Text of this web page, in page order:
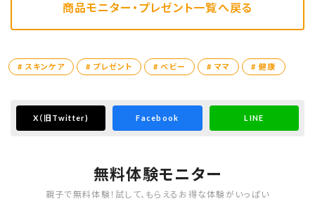
商品モニター・プレゼント一覧へ戻る
# スキンケア # プレゼント # ベビー # ママ # 健康
X （旧Twitter) Facebook LINE
無料体験モニター
親子で無料体験！試して、もらえるお得な体験がいっぱい